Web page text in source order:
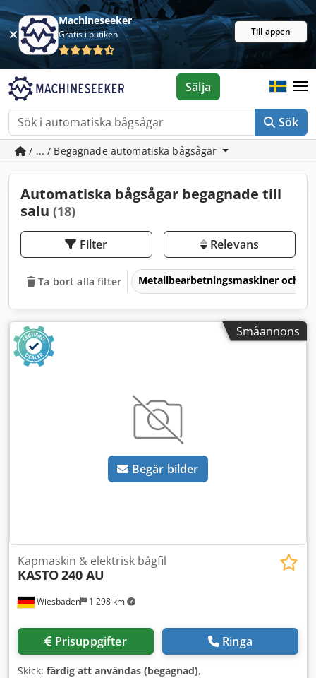
Machineseeker
Gratis i butiken Till appen
Sök
Sälja
/ ... / Begagnade automatiska bågsågar
Automatiska bågsågar begagnade till
salu (18)
Filter Relevans
Ta bort alla filter Metallbearbetningsmaskiner och
Småannons
Begär bilder
Wiesbaden 1 298 km
Kapmaskin & elektrisk bågfil
KASTO240 AU
Prisuppgifter Ringa
Skick: färdig att användas (begagnad),